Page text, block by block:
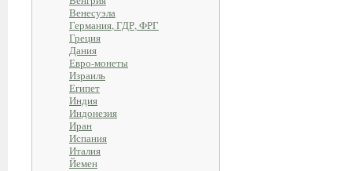
Венесуэла
Германия, ГДР, ФРГ
Греция
Дания
Евро-монеты
Израиль
Египет
Индия
Индонезия
Иран
Испания
Италия
Йемен